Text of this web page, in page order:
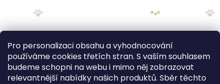
Pro personalizaci obsahu a vyhodnocování
používáme cookies třetích stran. S vaším souhlasem
budeme schopni na webu i mimo něj zobrazovat
relevantnější nabídky našich produktů. Sběr těchto